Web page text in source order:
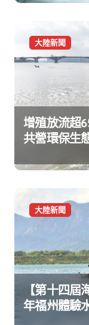
大陸新聞
增殖放流超
共營環保生
大陸新聞
【第十四
年福州體驗